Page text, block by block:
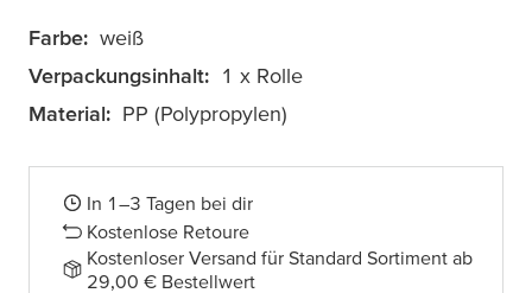
Farbe: weiß
Verpackungsinhalt: 1 x Rolle
Material: PP (Polypropylen)
In 1–3 Tagen bei dir
Kostenlose Retoure
Kostenloser Versand für Standard Sortiment ab
29,00 € Bestellwert